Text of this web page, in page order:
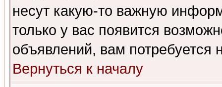
несут какую-то важную
только у вас появится
объявлений, вам потребуется
Вернуться к началу